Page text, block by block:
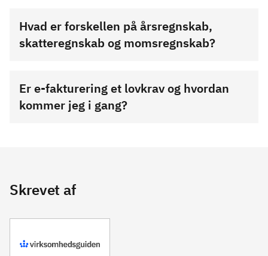
Hvad er forskellen på årsregnskab,
skatteregnskab og momsregnskab?
Er e-fakturering et lovkrav og hvordan
kommer jeg i gang?
Skrevet af